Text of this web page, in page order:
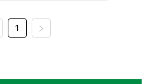
1